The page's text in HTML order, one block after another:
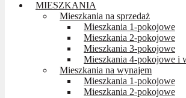
MIESZKANIA
Mieszkania na sprzedaż
Mieszkania 1-pokojowe
Mieszkania 2-pokojowe
Mieszkania 3-pokojowe
Mieszkania 4-pokojowe i
Mieszkania na wynajem
Mieszkania 1-pokojowe
Mieszkania 2-pokojowe